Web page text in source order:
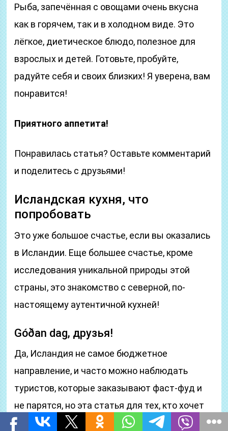
Рыба, запечённая с овощами очень вкусна
как в горячем, так и в холодном виде. Это
лёгкое, диетическое блюдо, полезное для
взрослых и детей. Готовьте, пробуйте,
радуйте себя и своих близких! Я уверена, вам
понравится!
Приятного аппетита!
Понравилась статья? Оставьте комментарий
и поделитесь с друзьями!
Исландская кухня, что
попробовать
Это уже большое счастье, если вы оказались
в Исландии. Еще большее счастье, кроме
исследования уникальной природы этой
страны, это знакомство с северной, по-
настоящему аутентичной кухней!
Góðan dag, друзья!
Да, Исландия не самое бюджетное
направление, и часто можно наблюдать
туристов, которые заказывают фаст-фуд и
не парятся, но эта статья для тех, кто хочет
узнать больше об
национальных исландских